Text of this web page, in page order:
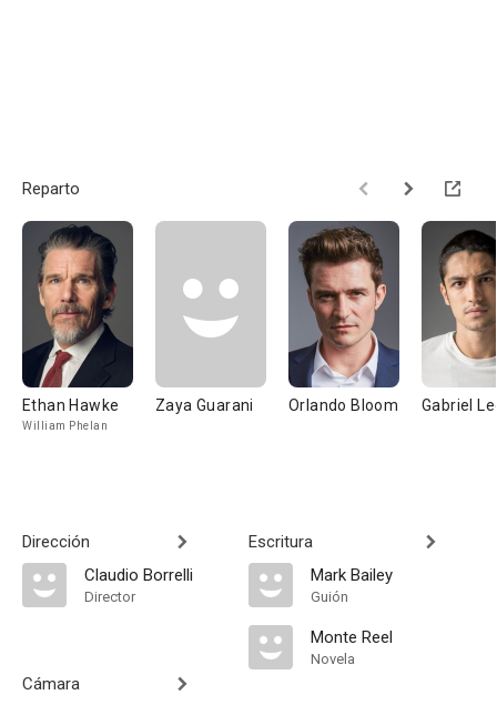
Reparto
Ethan Hawke
William Phelan
Zaya Guarani Orlando Bloom Gabriel
Dirección
Claudio Borrelli
Director
Cámara
Escritura
Mark Bailey
Guión
Monte Reel
Novela